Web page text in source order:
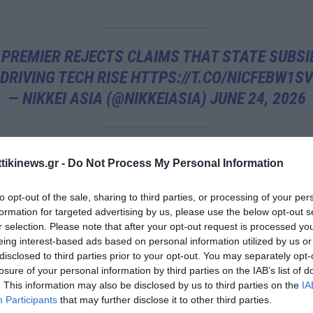
- Do Not Process My Personal Information
opt-out of the sale, sharing to third parties, or processing of your
for targeted advertising by us, please use the below opt-out
selection. Please note that after your opt-out request is processed
interest-based ads based on personal information utilized by us
to third parties prior to your opt-out. You may separately
of your personal information by third parties on the IAB’s list of
This information may also be disclosed by us to third parties on the
Participants that may further disclose it to other third parties.
PREMIER REJECTS CLAIMS THAT STATE
DRIVING TECH RISEHTTPS://T.CO/NICFEBW1SV
— NIKKEI ASIA (@NIKKEIASIA) JUNE 24, 2026
έκανε στη Huawei⁠￼, σημειώνοντας ότι η εταιρεία υπέστη
οι οποίες έχουν περιορίσει τη συμμετοχή της κινεζικής
υποδομές λόγω ανησυχιών ασφαλείας.
ότι τα κινεζικά προϊόντα είναι ανταγωνιστικά κυρίως λόγω
Αυτό δεν ισχύει.
δεν είναι τόσο πλούσια, δήλωσε χαρακτηριστικά ο
επιχειρώντας να απαντήσει στις κατηγορίες περί αθέμιτου